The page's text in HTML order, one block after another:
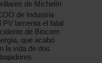
de Michelín
de Industria
PV lamenta el fatal
de Biocom
que acabó
la vida de dos